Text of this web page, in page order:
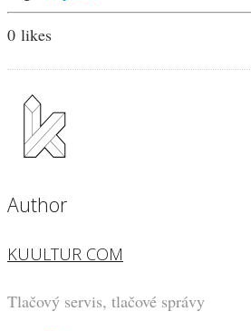
0 likes
Author
KUULTUR COM
Tlačový servis, tlačové správy